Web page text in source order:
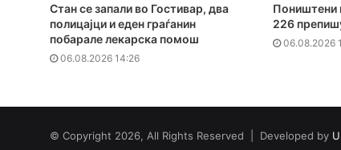
Стан се запали во Гостивар, два
полицајци и еден граѓанин
побарале лекарска помош
06.08.2026 14:26
Поништени
226
06.08.2026
© Copyright 2026, All Rights Reserved | Developed by